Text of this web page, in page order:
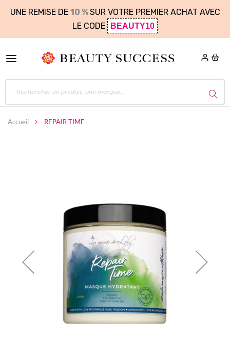
UNE REMISE DE 10 %SUR VOTRE PREMIER ACHAT AVEC
LE CODE
BEAUTY10
Accueil REPAIR TIME